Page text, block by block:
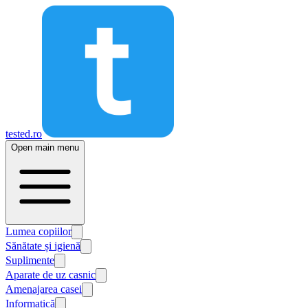
tested.ro
Open main menu
Lumea copiilor
Sănătate și igienă
Suplimente
Aparate de uz casnic
Amenajarea casei
Informatică